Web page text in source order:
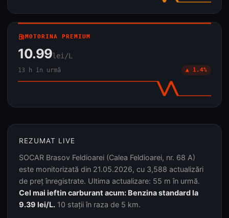
local_gas_stationMOTORINA PREMIUM
10.99lei/L
13 h în urmă ▲ 1.4%
REZUMAT LIVE
SOCAR Brasov Feldioarei (Calea Feldioarei, nr. 68 A)
este monitorizată din 21.05.2026, cu 3,588 actualizări
de preț înregistrate. Ultima actualizare: 55 m în urmă.
Cel mai ieftin carburant acum: Benzina standard la
9.39 lei/L. 10 stații în raza de 5 km.